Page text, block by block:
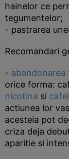
hainelor ce
tegumentelor;
- pastrarea
Recomandari
- abandonarea
orice forma:
nicotina si
actiunea lor
acesteia pot
criza deja
aparitie si